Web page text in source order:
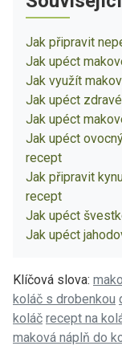
Jak připravit
Jak upéct
Jak využít
Jak upéct
Jak upéct
Jak upéct
recept
Jak připravit
recept
Jak upéct
Jak upéct
Klíčová slova:
koláč s drobenkou
koláč recept na
maková náplň do